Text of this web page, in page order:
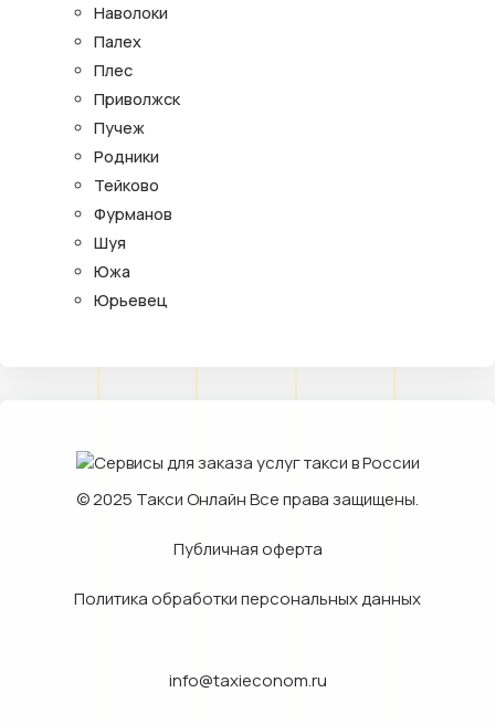
Наволоки
Палех
Плес
Приволжск
Пучеж
Родники
Тейково
Фурманов
Шуя
Южа
Юрьевец
© 2025 Такси ОнлайнВсе права защищены.
Публичная оферта
Политика обработки персональных данных
info@taxieconom.ru